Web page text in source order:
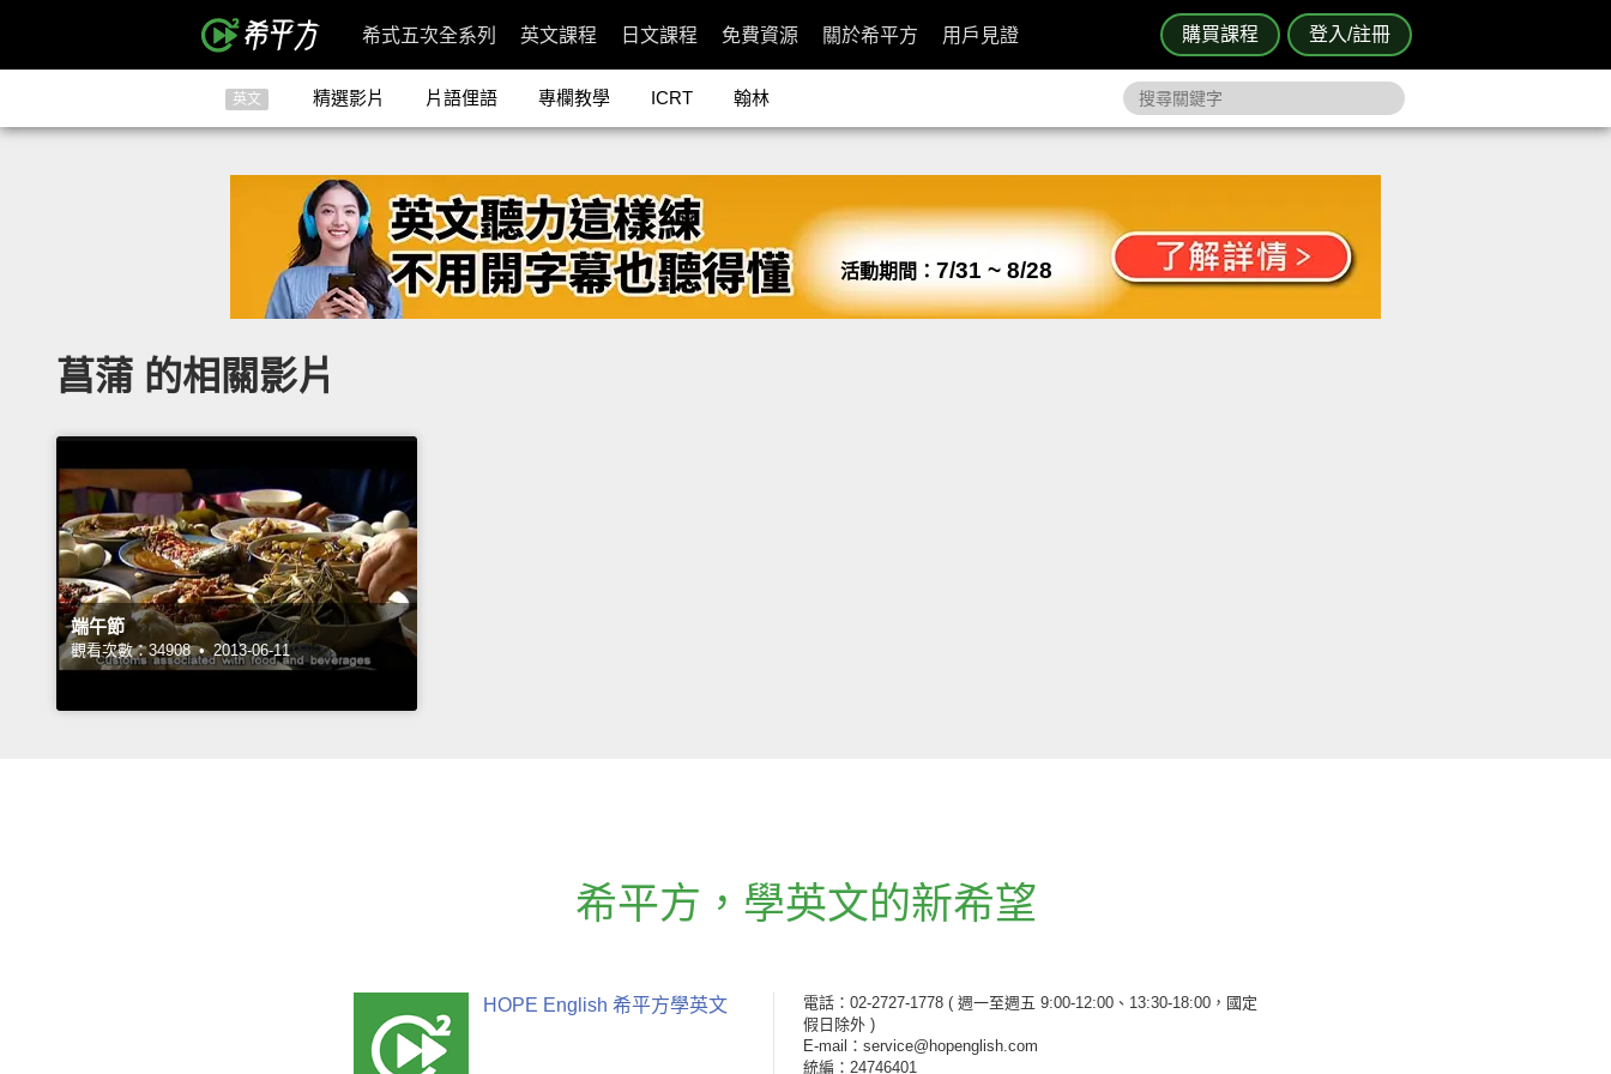
購買課程 登入/註冊
希式五次全系列 英文課程 日文課程 免費資源 關於希平方 用戶見證
英文 精選影片 片語俚語 專欄教學 ICRT 翰林
活動期間： 7/31 ~ 8/28
菖蒲 的相關影片
端午節
觀看次數：34908 • 2013-06-11
希平方 ， 學英文的新希望
HOPE English 希平方學英文 電話：02-2727-1778 ( 週一至週五 9:00-12:00、13:30-18:00，國定
假日除外 )
E-mail：service@hopenglish.com
統編：24746401